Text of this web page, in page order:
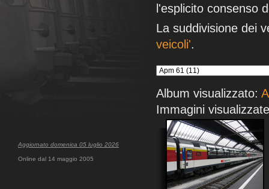
Aggiornato domenica 05 luglio 2026
Online dal 14 maggio 2005
l'esplicito consenso
La suddivisione dei
veicoli'.
Album visualizzato:
Immagini